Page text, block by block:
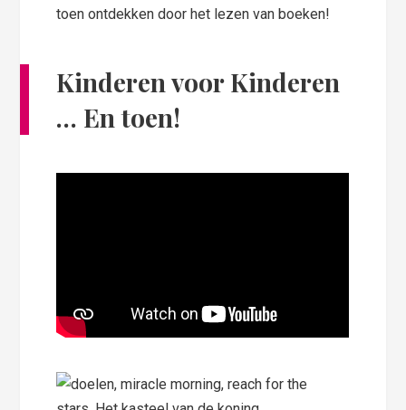
toen ontdekken door het lezen van boeken!
Kinderen voor Kinderen
… En toen!